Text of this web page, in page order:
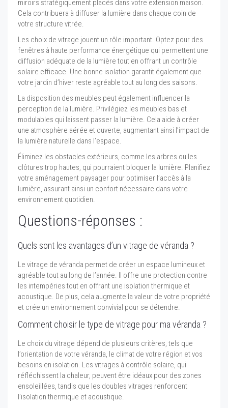
miroirs stratégiquement placés dans votre extension maison.
Cela contribuera à diffuser la lumière dans chaque coin de
votre structure vitrée.
Les choix de vitrage jouent un rôle important. Optez pour des
fenêtres à haute performance énergétique qui permettent une
diffusion adéquate de la lumière tout en offrant un contrôle
solaire efficace. Une bonne isolation garantit également que
votre jardin d’hiver reste agréable tout au long des saisons.
La disposition des meubles peut également influencer la
perception de la lumière. Privilégiez les meubles bas et
modulables qui laissent passer la lumière. Cela aide à créer
une atmosphère aérée et ouverte, augmentant ainsi l’impact de
la lumière naturelle dans l’espace.
Éliminez les obstacles extérieurs, comme les arbres ou les
clôtures trop hautes, qui pourraient bloquer la lumière. Planifiez
votre aménagement paysager pour optimiser l’accès à la
lumière, assurant ainsi un confort nécessaire dans votre
environnement quotidien.
Questions-réponses :
Quels sont les avantages d’un vitrage de véranda ?
Le vitrage de véranda permet de créer un espace lumineux et
agréable tout au long de l’année. Il offre une protection contre
les intempéries tout en offrant une isolation thermique et
acoustique. De plus, cela augmente la valeur de votre propriété
et crée un environnement convivial pour se détendre.
Comment choisir le type de vitrage pour ma véranda ?
Le choix du vitrage dépend de plusieurs critères, tels que
l’orientation de votre véranda, le climat de votre région et vos
besoins en isolation. Les vitrages à contrôle solaire, qui
réfléchissent la chaleur, peuvent être idéaux pour des zones
ensoleillées, tandis que les doubles vitrages renforcent
l’isolation thermique et acoustique.